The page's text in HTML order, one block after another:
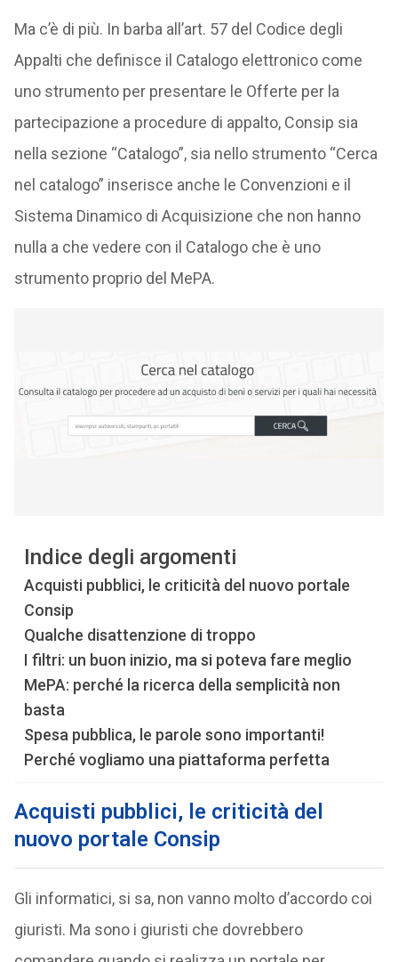
Ma c’è di più. In barba all’art. 57 del Codice degli
Appalti che definisce il Catalogo elettronico come
uno strumento per presentare le Offerte per la
partecipazione a procedure di appalto, Consip sia
nella sezione “Catalogo”, sia nello strumento “Cerca
nel catalogo” inserisce anche le Convenzioni e il
Sistema Dinamico di Acquisizione che non hanno
nulla a che vedere con il Catalogo che è uno
strumento proprio del MePA.
Indice degli argomenti
Acquisti pubblici, le criticità del nuovo portale
Consip
Qualche disattenzione di troppo
I filtri: un buon inizio, ma si poteva fare meglio
MePA: perché la ricerca della semplicità non
basta
Spesa pubblica, le parole sono importanti!
Perché vogliamo una piattaforma perfetta
Acquisti pubblici, le criticità del
nuovo portale Consip
Gli informatici, si sa, non vanno molto d’accordo coi
giuristi. Ma sono i giuristi che dovrebbero